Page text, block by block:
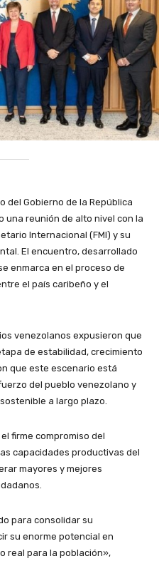
del Gobierno de la República
una reunión de alto nivel con la
Internacional (FMI) y su
El encuentro, desarrollado
enmarca en el proceso de
el país caribeño y el
venezolanos expusieron que
de estabilidad, crecimiento
que este escenario está
del pueblo venezolano y
a largo plazo.
firme compromiso del
capacidades productivas del
mayores y mejores
para consolidar su
su enorme potencial en
real para la población»,